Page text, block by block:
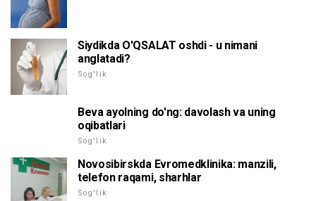
Siydikda O'QSALAT oshdi - u nimani
anglatadi?
Sog'lik
Beva ayolning do'ng: davolash va uning
oqibatlari
Sog'lik
Novosibirskda Evromedklinika: manzili,
telefon raqami, sharhlar
Sog'lik